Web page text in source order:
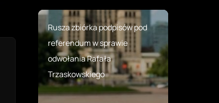
Rusza zbiórka podpisów pod
referendum w sprawie
odwołania Rafała
Trzaskowskiego